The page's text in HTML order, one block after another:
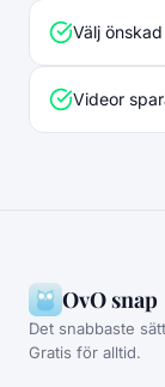
Välj
Videor
OvO snap
Det snabbaste
Gratis för alltid.